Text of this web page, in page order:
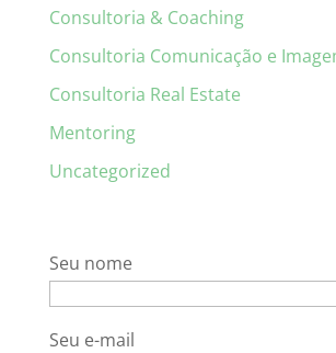
Consultoria & Coaching
Consultoria Comunicação e
Consultoria Real Estate
Mentoring
Uncategorized
Seu nome
Seu e-mail